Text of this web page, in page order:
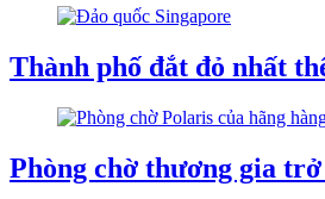
Thành phố đắt đỏ nhất
Phòng chờ thương gia